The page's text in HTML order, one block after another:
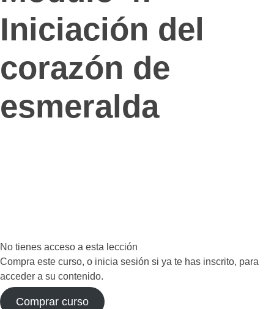
Iniciación del
corazón de
esmeralda
No tienes acceso a esta lección
Compra este curso, o inicia sesión si ya te has inscrito, para
acceder a su contenido.
Comprar curso